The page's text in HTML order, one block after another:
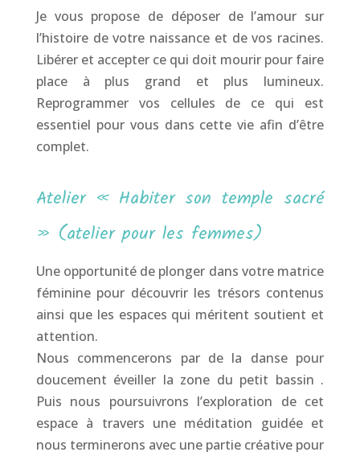
Je vous propose de déposer de l’amour sur
l’histoire de votre naissance et de vos racines.
Libérer et accepter ce qui doit mourir pour faire
place à plus grand et plus lumineux.
Reprogrammer vos cellules de ce qui est
essentiel pour vous dans cette vie afin d’être
complet.
Atelier « Habiter son temple sacré
» (atelier pour les femmes)
Une opportunité de plonger dans votre matrice
féminine pour découvrir les trésors contenus
ainsi que les espaces qui méritent soutient et
attention.
Nous commencerons par de la danse pour
doucement éveiller la zone du petit bassin .
Puis nous poursuivrons l’exploration de cet
espace à travers une méditation guidée et
nous terminerons avec une partie créative pour